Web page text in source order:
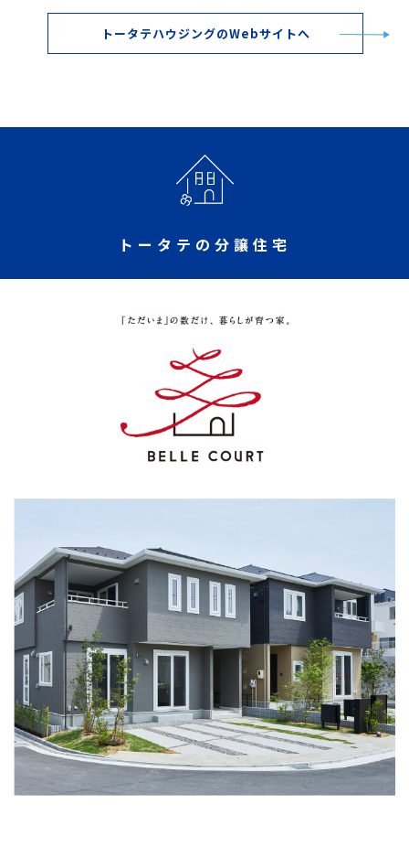
トータテハウジングのWebサイトへ
トータテの分譲住宅